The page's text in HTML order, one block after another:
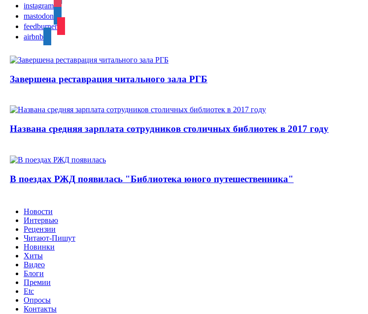
instagram
mastodon
feedburner
airbnb
Завершена реставрация читального зала РГБ
Названа средняя зарплата сотрудников столичных библиотек в 2017 году
В поездах РЖД появилась "Библиотека юного путешественника"
Новости
Интервью
Рецензии
Читают-Пишут
Новинки
Хиты
Видео
Блоги
Премии
Etc
Опросы
Контакты